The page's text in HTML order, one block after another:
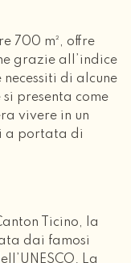
700 m², offre
grazie all’indice
di alcune
presenta come
vivere in un
a portata di
Ticino, la
dai famosi
La